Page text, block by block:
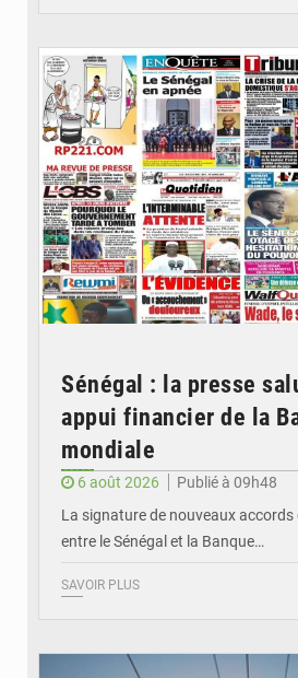
Sénégal : la presse
appui financier de la
mondiale
6 août 2026
Publié à 09h48
La signature de nouveaux
entre le Sénégal et la Banque…
SAVOIR PLUS